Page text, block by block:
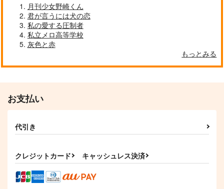
もしもこのまま焦がれ
夢で逢う
可愛過guilty
茅ヶ崎至×佐久間咲也
桜塚星史郎 還暦星誕
2,357円（税込）
オタクに優しい陽キャ
がエロ配信者だったん
Jパブリッシング
902円（税込）
サンプル
作品詳細
【有償特典】特製A3
タペストリー（誰にで
1,100円（税込）
サンプル
月刊少女野崎くん
君が言うには犬の恋
私の愛する圧制者
私立メロ高等学校
灰色と赤
もっとみる
お支払い
代引き
クレジットカード キャッシュレス決済